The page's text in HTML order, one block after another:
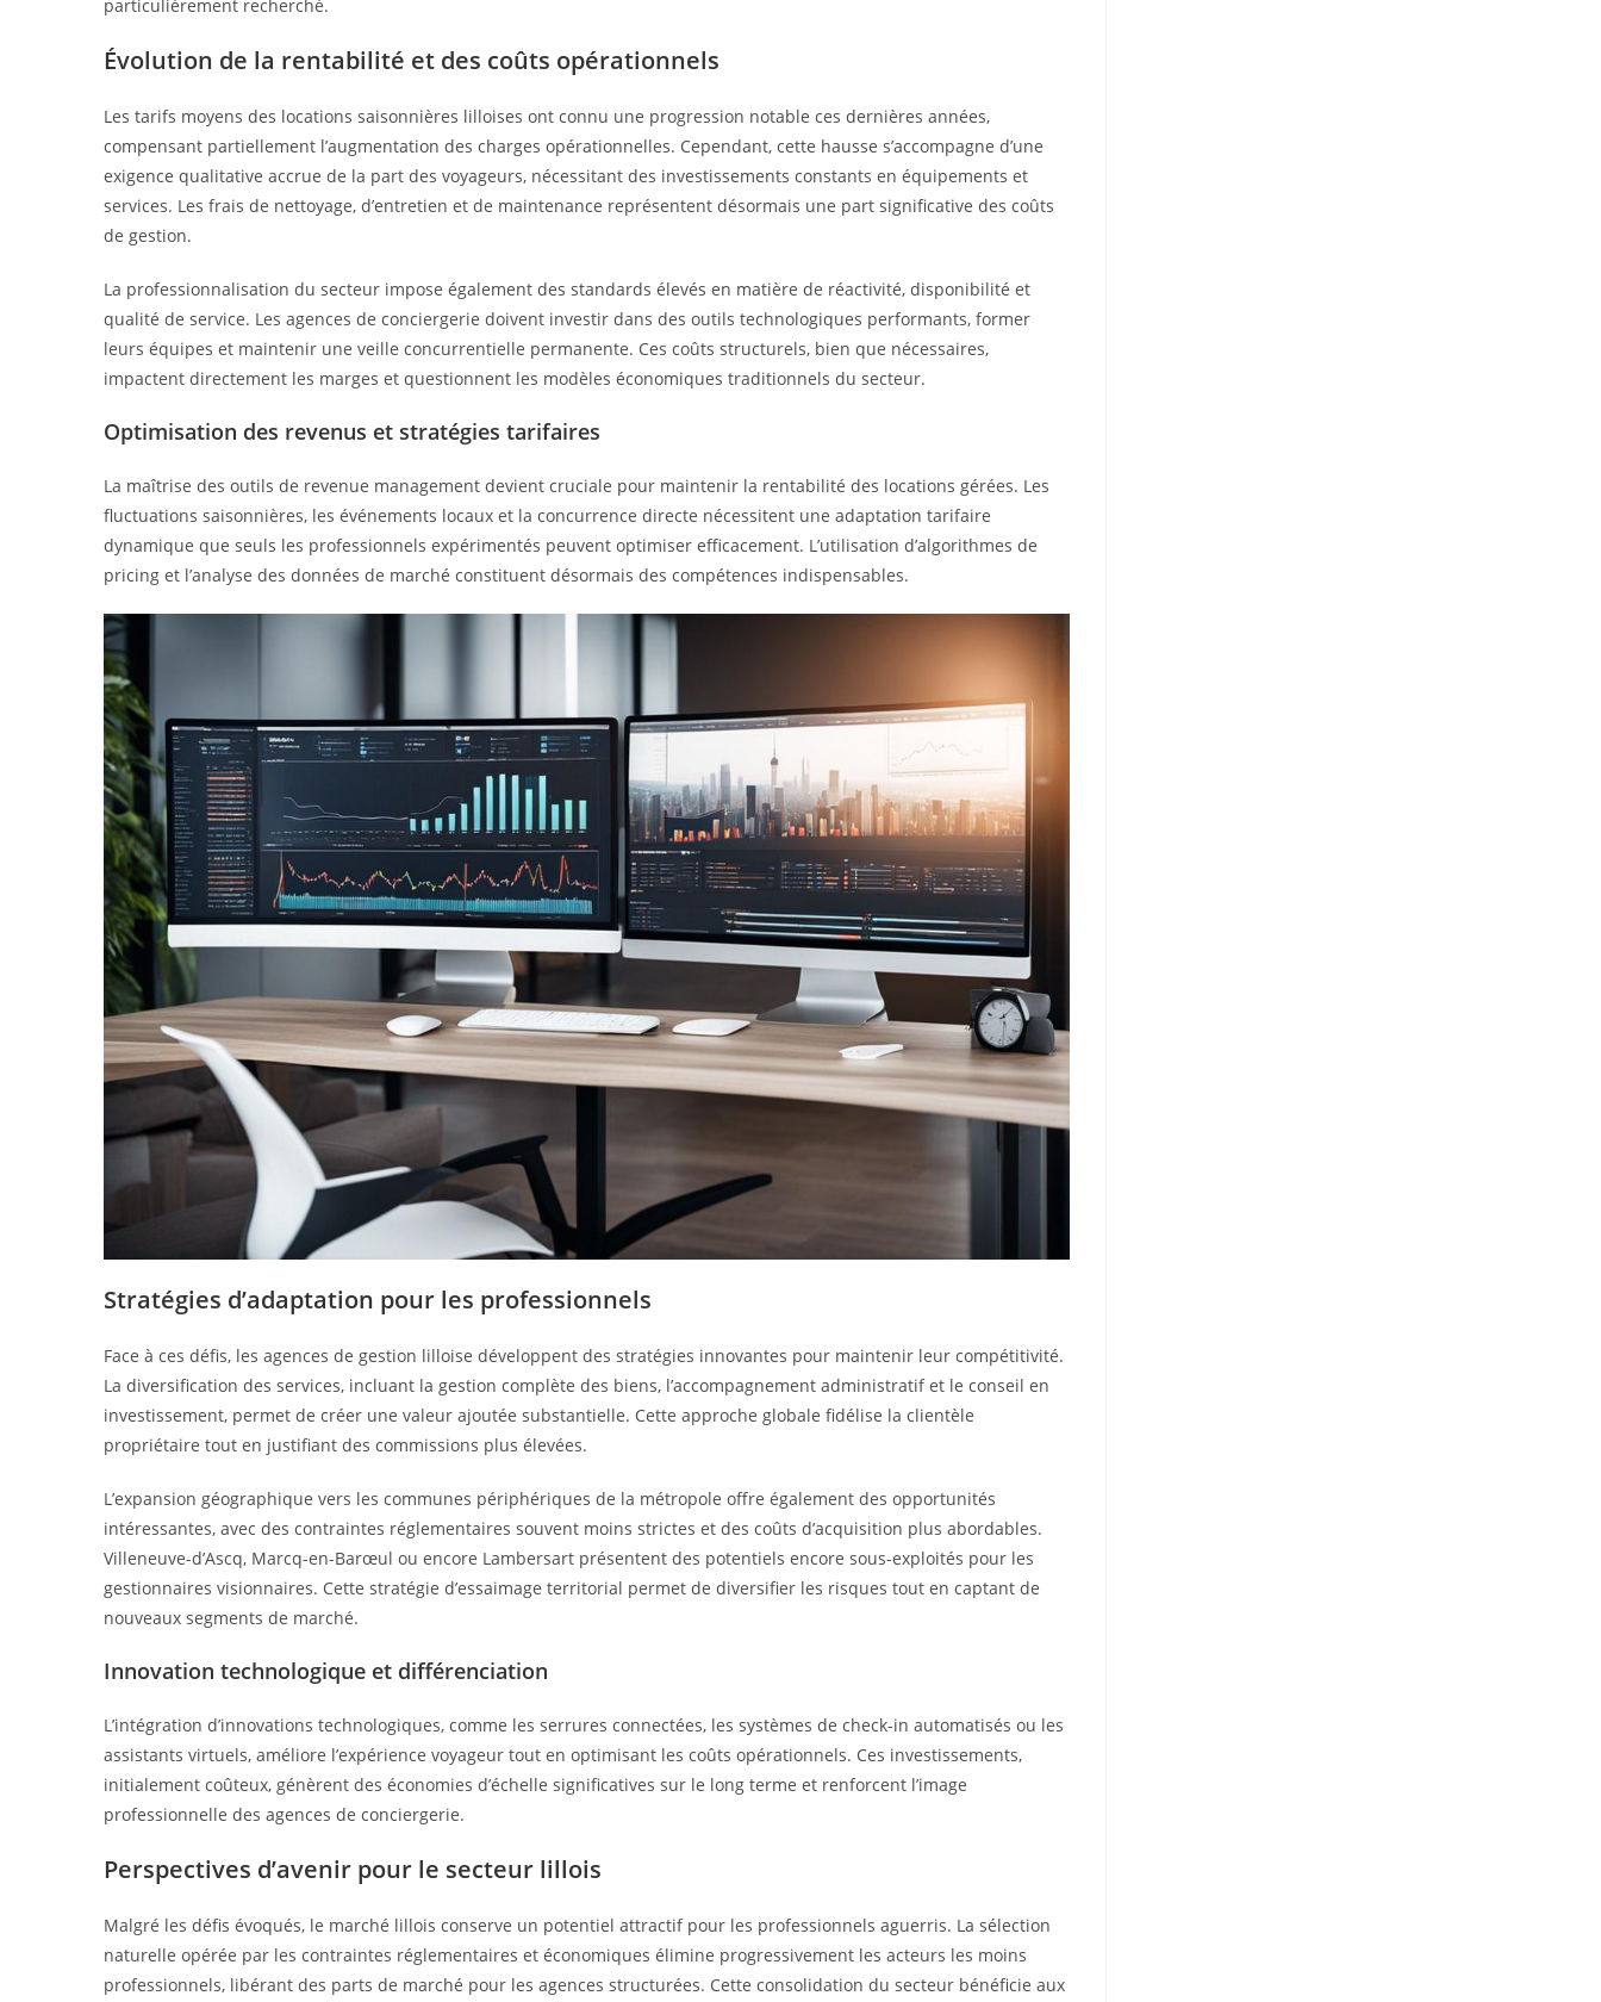
particulièrement recherché.
Évolution de la rentabilité et des coûts opérationnels
Les tarifs moyens des locations saisonnières lilloises ont connu une progression notable ces dernières années,
compensant partiellement l’augmentation des charges opérationnelles. Cependant, cette hausse s’accompagne d’une
exigence qualitative accrue de la part des voyageurs, nécessitant des investissements constants en équipements et
services. Les frais de nettoyage, d’entretien et de maintenance représentent désormais une part significative des coûts
de gestion.
La professionnalisation du secteur impose également des standards élevés en matière de réactivité, disponibilité et
qualité de service. Les agences de conciergerie doivent investir dans des outils technologiques performants, former
leurs équipes et maintenir une veille concurrentielle permanente. Ces coûts structurels, bien que nécessaires,
impactent directement les marges et questionnent les modèles économiques traditionnels du secteur.
Optimisation des revenus et stratégies tarifaires
La maîtrise des outils de revenue management devient cruciale pour maintenir la rentabilité des locations gérées. Les
fluctuations saisonnières, les événements locaux et la concurrence directe nécessitent une adaptation tarifaire
dynamique que seuls les professionnels expérimentés peuvent optimiser efficacement. L’utilisation d’algorithmes de
pricing et l’analyse des données de marché constituent désormais des compétences indispensables.
Stratégies d’adaptation pour les professionnels
Face à ces défis, les agences de gestion lilloise développent des stratégies innovantes pour maintenir leur compétitivité.
La diversification des services, incluant la gestion complète des biens, l’accompagnement administratif et le conseil en
investissement, permet de créer une valeur ajoutée substantielle. Cette approche globale fidélise la clientèle
propriétaire tout en justifiant des commissions plus élevées.
L’expansion géographique vers les communes périphériques de la métropole offre également des opportunités
intéressantes, avec des contraintes réglementaires souvent moins strictes et des coûts d’acquisition plus abordables.
Villeneuve-d’Ascq, Marcq-en-Barœul ou encore Lambersart présentent des potentiels encore sous-exploités pour les
gestionnaires visionnaires. Cette stratégie d’essaimage territorial permet de diversifier les risques tout en captant de
nouveaux segments de marché.
Innovation technologique et différenciation
L’intégration d’innovations technologiques, comme les serrures connectées, les systèmes de check-in automatisés ou les
assistants virtuels, améliore l’expérience voyageur tout en optimisant les coûts opérationnels. Ces investissements,
initialement coûteux, génèrent des économies d’échelle significatives sur le long terme et renforcent l’image
professionnelle des agences de conciergerie.
Perspectives d’avenir pour le secteur lillois
Malgré les défis évoqués, le marché lillois conserve un potentiel attractif pour les professionnels aguerris. La sélection
naturelle opérée par les contraintes réglementaires et économiques élimine progressivement les acteurs les moins
professionnels, libérant des parts de marché pour les agences structurées. Cette consolidation du secteur bénéficie aux